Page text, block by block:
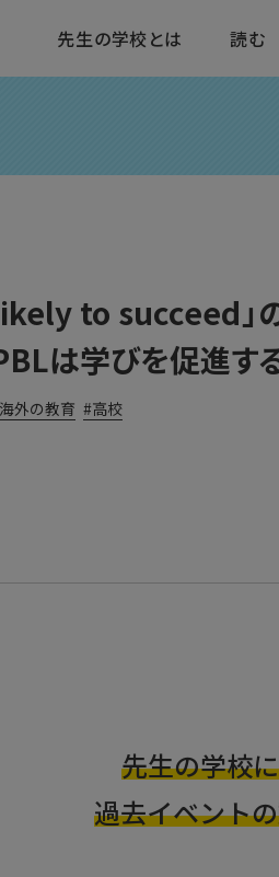
先生の学校とは 読む
to succeed」
は学びを促進す
海外の教育 高校
先生の学校
過去イベント